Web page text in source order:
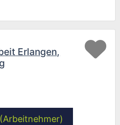
Erlangen,